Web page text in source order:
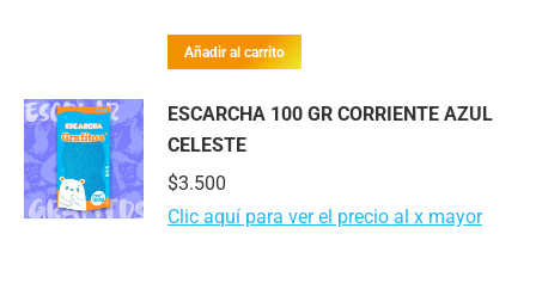
Añadir al carrito
ESCARCHA 100 GR CORRIENTE AZUL
CELESTE
$3.500
Clic aquí para ver el precio al x mayor